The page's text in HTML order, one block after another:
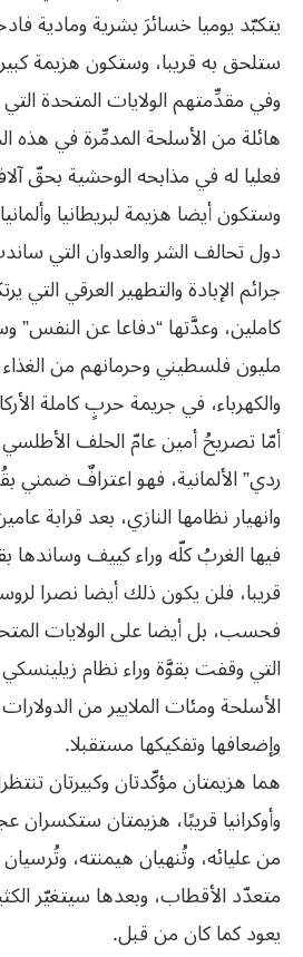
يتكبّد يوميا خسائرَ بشرية ومادية
ستلحق به قريبا، وستكون هزيمة
وفي مقدِّمتهم الولايات المتحدة
هائلة من الأسلحة المدمِّرة في هذه
فعليا له في مذابحه الوحشية بحقّ
وستكون أيضا هزيمة لبريطانيا
دول تحالف الشر والعدوان التي
جرائم الإبادة والتطهير العرقي التي
مليون فلسطيني وحرمانهم من الغذاء
والكهرباء، في جريمة حربٍ كاملة
أمّا تصريحُ أمين عامّ الحلف الأطلسي
ردي” الألمانية، فهو اعترافٌ ضمني
وانهيار نظامها النازي، بعد قرابة
فيها الغربُ كلّه وراء كييف وساندها
قريبا، فلن يكون ذلك أيضا نصرا
فحسب، بل أيضا على الولايات
التي وقفت بقوَّة وراء نظام
الأسلحة ومئات الملايير من
وإضعافها وتفكيكها مستقبلا.
هما هزيمتان مؤكّدتان وكبيرتان
وأوكرانيا قريبًا، هزيمتان ستكسران
من عليائه، وتُنهيان هيمنته،
متعدّد الأقطاب، وبعدها سيتغيّر
يعود كما كان من قبل.